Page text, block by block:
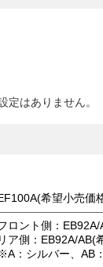
はありません。
希望小売価
ロント側：
リア側：EB92A/AB(
：シルバー、AB